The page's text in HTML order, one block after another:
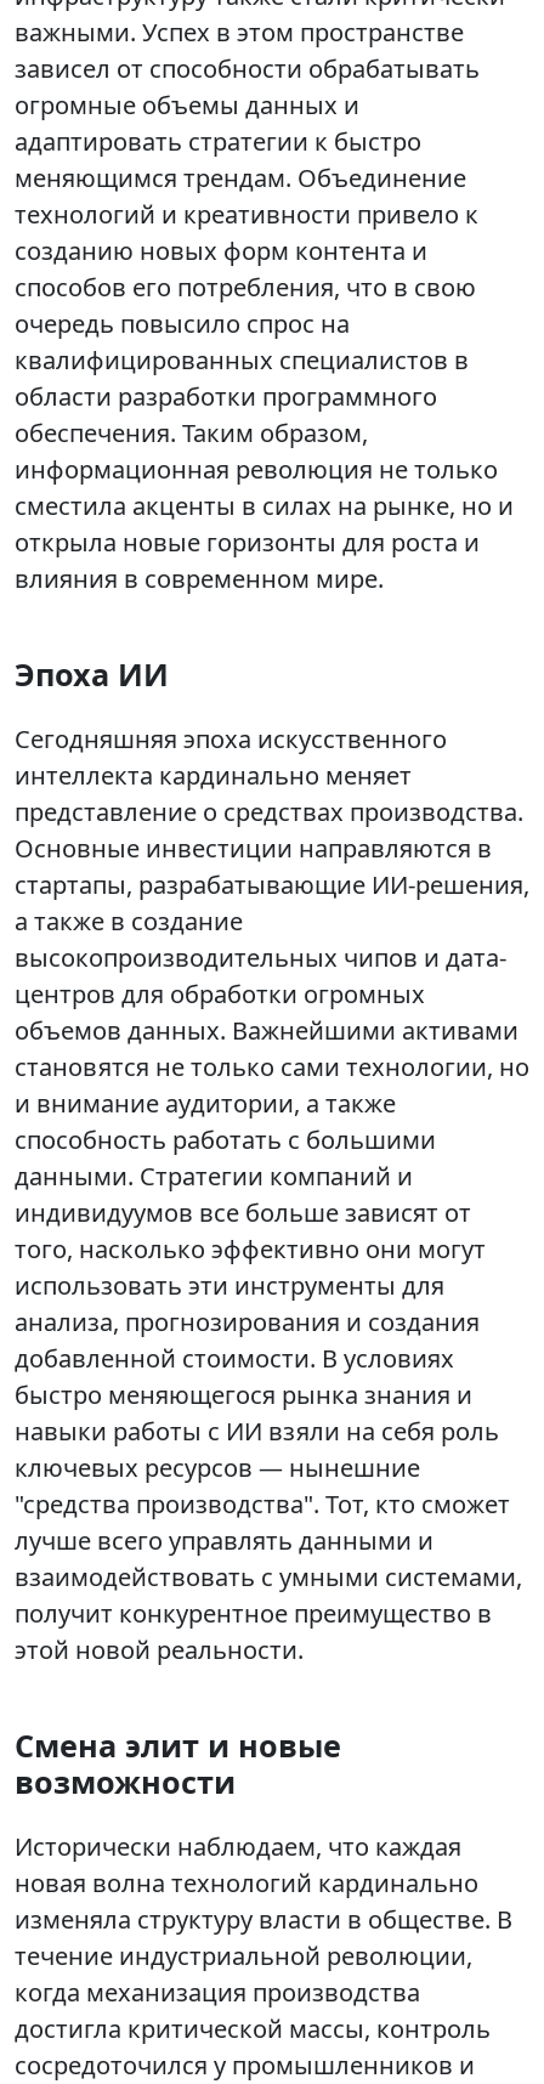
важными. Успех в этом пространстве
зависел от способности обрабатывать
огромные объемы данных и
адаптировать стратегии к быстро
меняющимся трендам. Объединение
технологий и креативности привело к
созданию новых форм контента и
способов его потребления, что в свою
очередь повысило спрос на
квалифицированных специалистов в
области разработки программного
обеспечения. Таким образом,
информационная революция не только
сместила акценты в силах на рынке, но и
открыла новые горизонты для роста и
влияния в современном мире.
Эпоха ИИ
Сегодняшняя эпоха искусственного
интеллекта кардинально меняет
представление о средствах производства.
Основные инвестиции направляются в
стартапы, разрабатывающие ИИ-решения,
а также в создание
высокопроизводительных чипов и дата-
центров для обработки огромных
объемов данных. Важнейшими активами
становятся не только сами технологии, но
и внимание аудитории, а также
способность работать с большими
данными. Стратегии компаний и
индивидуумов все больше зависят от
того, насколько эффективно они могут
использовать эти инструменты для
анализа, прогнозирования и создания
добавленной стоимости. В условиях
быстро меняющегося рынка знания и
навыки работы с ИИ взяли на себя роль
ключевых ресурсов — нынешние
"средства производства". Тот, кто сможет
лучше всего управлять данными и
взаимодействовать с умными системами,
получит конкурентное преимущество в
этой новой реальности.
Смена элит и новые
возможности
Исторически наблюдаем, что каждая
новая волна технологий кардинально
изменяла структуру власти в обществе. В
течение индустриальной революции,
когда механизация производства
достигла критической массы, контроль
сосредоточился у промышленников и